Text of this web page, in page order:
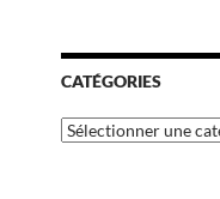
CATÉGORIES
Catégories